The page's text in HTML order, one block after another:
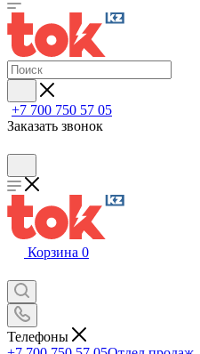
+7 700 750 57 05
Заказать звонок
Корзина 0
Телефоны